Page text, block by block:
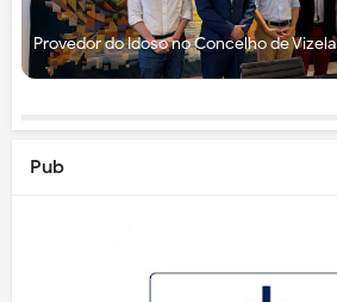
Provedor do Idoso no Concelho de Vizela
Pub